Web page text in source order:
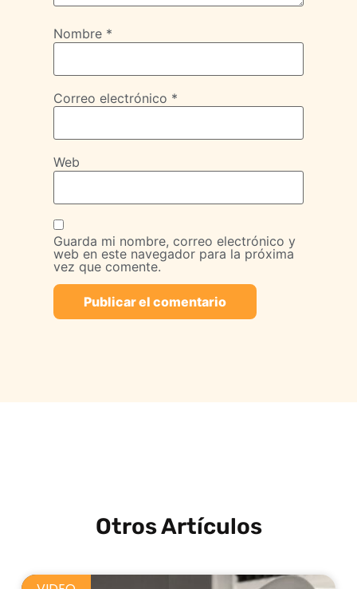
Nombre *
Correo electrónico *
Web
Guarda mi nombre, correo electrónico y
web en este navegador para la próxima
vez que comente.
Otros Artículos